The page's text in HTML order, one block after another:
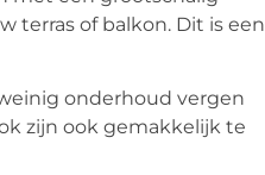
terras of balkon. Dit is een
onderhoud vergen
zijn ook gemakkelijk te